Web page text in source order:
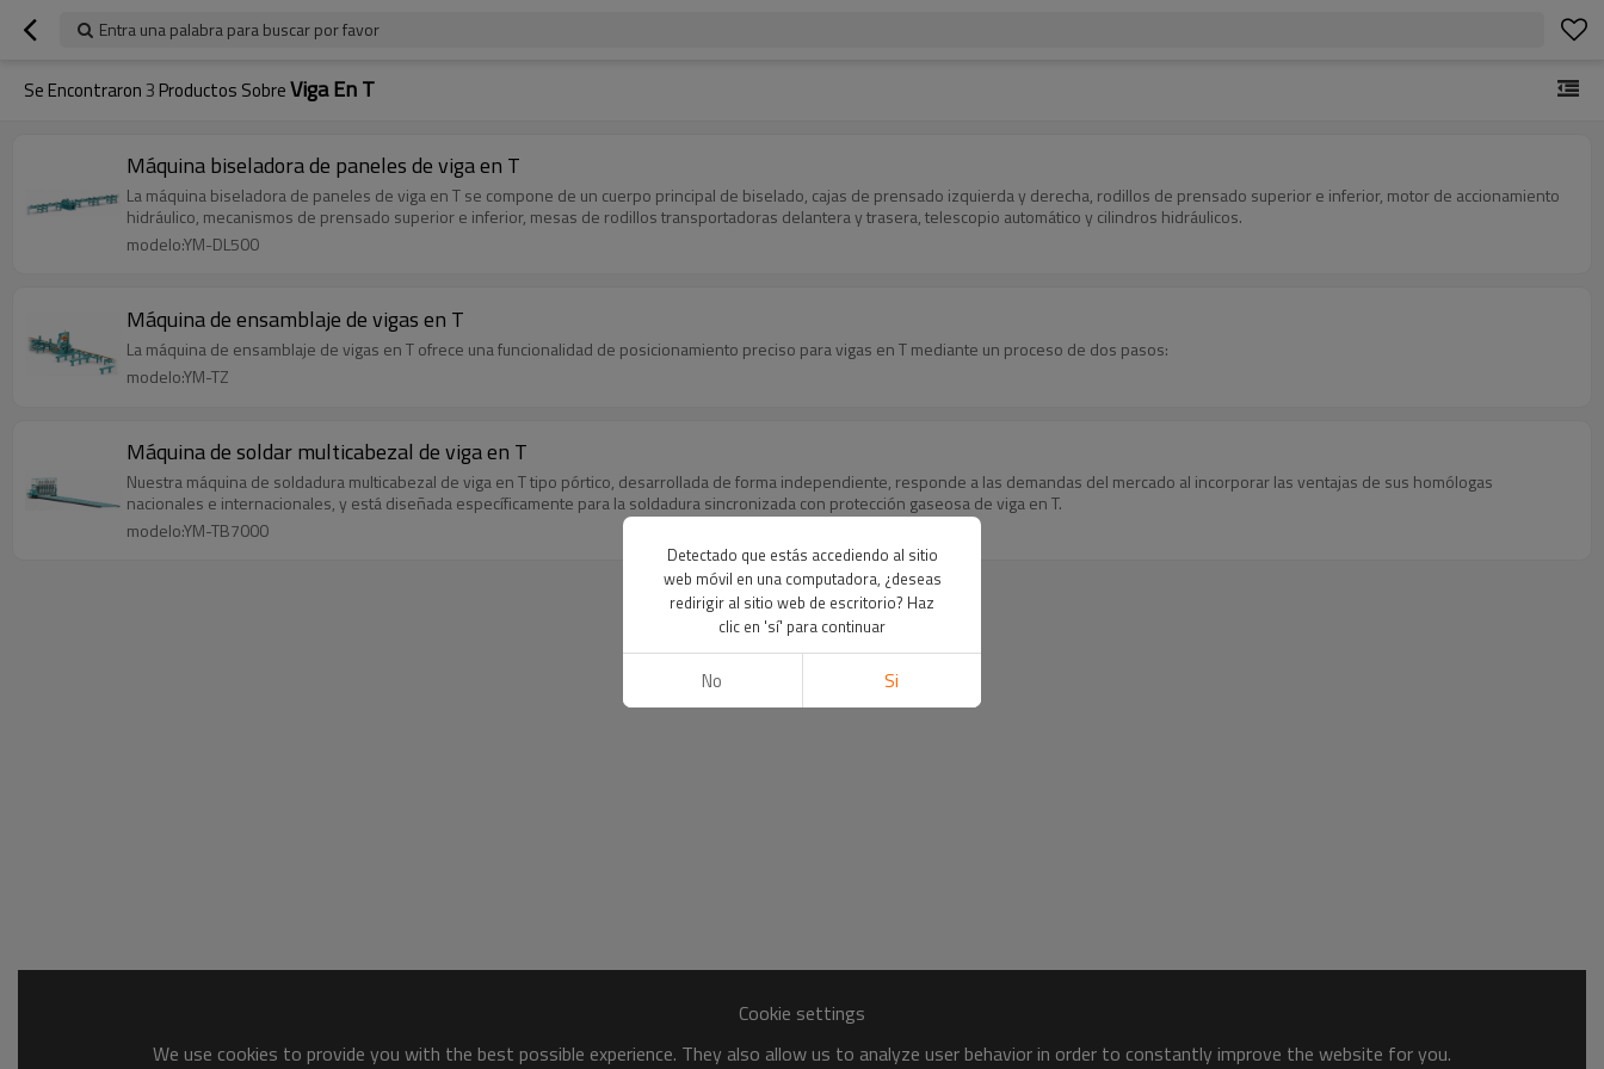
Entra una palabra para buscar por favor
Se Encontraron3 Productos SobreViga En T
Máquina biseladora de paneles de viga en T
La máquina biseladora de paneles de viga en T se compone de un cuerpo principal de biselado, cajas de prensado izquierda y derecha, rodillos de prensado superior e inferior, motor de accionamiento
hidráulico, mecanismos de prensado superior e inferior, mesas de rodillos transportadoras delantera y trasera, telescopio automático y cilindros hidráulicos.
modelo:YM-DL500
Máquina de ensamblaje de vigas en T
La máquina de ensamblaje de vigas en T ofrece una funcionalidad de posicionamiento preciso para vigas en T mediante un proceso de dos pasos:
modelo:YM-TZ
Máquina de soldar multicabezal de viga en T
Nuestra máquina de soldadura multicabezal de viga en T tipo pórtico, desarrollada de forma independiente, responde a las demandas del mercado al incorporar las ventajas de sus homólogas
nacionales e internacionales, y está diseñada específicamente para la soldadura sincronizada con protección gaseosa de viga en T.
modelo:YM-TB7000
Cookie settings
We use cookies to provide you with the best possible experience. They also allow us to analyze user behavior in order to constantly improve the website for you.
Detectado que estás accediendo al sitio
web móvil en una computadora, ¿deseas
redirigir al sitio web de escritorio? Haz
clic en 'sí' para continuar
No Si